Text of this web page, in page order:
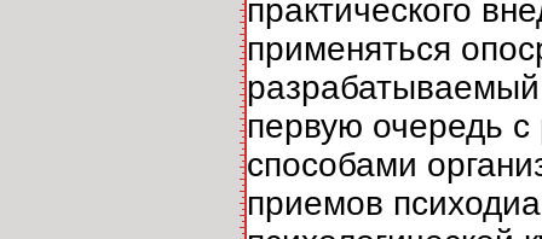
практического
применяться
первую очередь
способами
приемов